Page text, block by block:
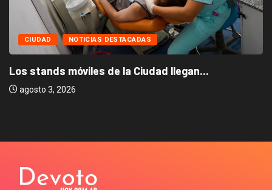
CIUDAD NOTICIAS DESTACADAS
Los stands móviles de la Ciudad llegan...
agosto 3, 2026